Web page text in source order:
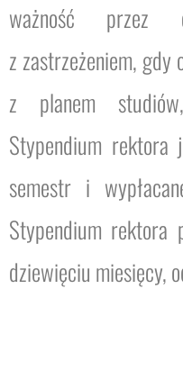
ważność przez
z zastrzeżeniem,
z planem
Stypendium rektora
semestr i
Stypendium rektora
dziewięciu miesięcy,